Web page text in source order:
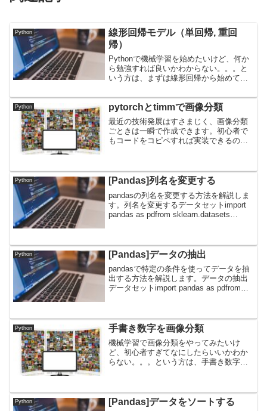
Python
線形回帰モデル（単回帰, 重回
帰）
Pythonで機械学習を始めたいけど、何か
ら勉強すれば良いかわからない。。。と
いう方は、まずは線形回帰から始めてみ
機械学習の初心者でも実装可能です。簡
単に言うと、こんな感じのちょうど良い
線を引いて予測する...
Python pytorchとtimmで画像分類
最近の技術発展はすさまじく、画像分類
ごときは一瞬で作成できます。初心者で
もコードをコピペすれば実装できるの
>>Google...
Python [Pandas]列名を変更する
pandasの列名を変更する方法を解説しま
す。列名を変更するデータセットimport
pandas as pdfrom sklearn.datasets
Python [Pandas]データの抽出
pandasで特定の条件を使ってデータを抽
出する方法を解説します。データの抽出
データセットimport pandas as pdfrom
Python 手書き数字を画像分類
機械学習で画像分類をやってみたいけ
ど、初心者すぎてなにしたらいいかわか
らない。。。という方は、手書き数字の
取り組みやすいです。Python実行環境が
ない人はGoogle...
Python [Pandas]データをソートする